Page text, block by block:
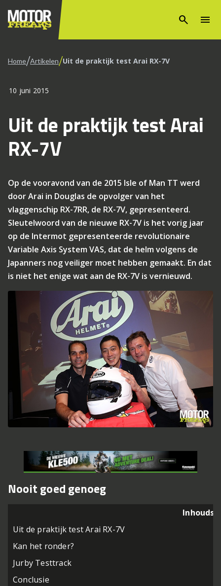
search menu
Home/Artikelen/Uit de praktijk test Arai RX-7V
10 juni 2015
Uit de praktijk test Arai
RX-7V
Op de vooravond van de 2015 Isle of Man TT werd
door Arai in Douglas de opvolger van het
vlaggenschip RX-7RR, de RX-7V, gepresenteerd.
Sleutelwoord van de nieuwe RX-7V is het vorig jaar
op de Intermot gepresenteerde revolutionaire
Variable Axis System VAS, dat de helm volgens de
Japanners nog veiliger moet hebben gemaakt. En dat
is niet het enige wat aan de RX-7V is vernieuwd.
Nooit goed genoeg
Uit de praktijk test Arai RX-7V
Kan het ronder?
Jurby Testtrack
Conclusie